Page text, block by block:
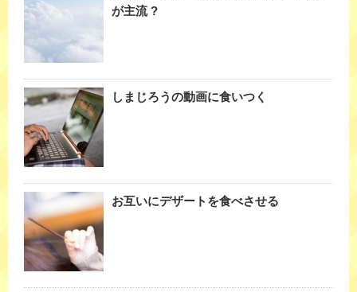
が主流 ?
しまじろうの動画に食いつく
お互いにデザートを食べさせる